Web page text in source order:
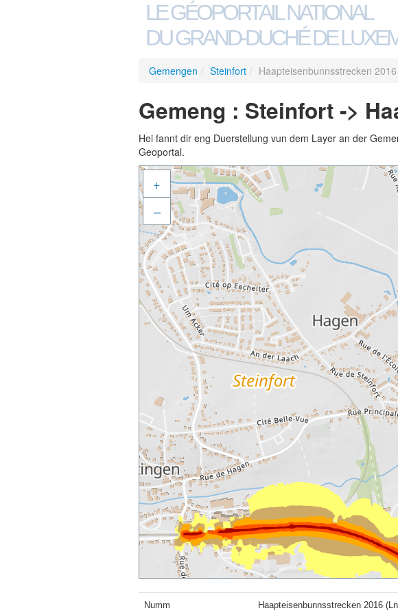
LE GÉOPORTAIL NATIONAL
DU GRAND-DUCHÉ DE
Gemengen / Steinfort / Haapteisenbunnsstrecken
Gemeng : Steinfort ->
Hei fannt dir eng Duerstellung vun dem Layer an der
Geoportal.
+
–
Numm Haapteisenbunnsstrecken 2016